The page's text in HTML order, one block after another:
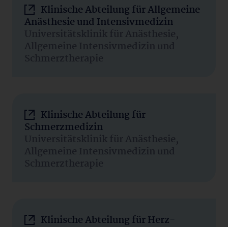
Klinische Abteilung für Allgemeine
Anästhesie und Intensivmedizin
Universitätsklinik für Anästhesie,
Allgemeine Intensivmedizin und
Schmerztherapie
Klinische Abteilung für
Schmerzmedizin
Universitätsklinik für Anästhesie,
Allgemeine Intensivmedizin und
Schmerztherapie
Klinische Abteilung für Herz-